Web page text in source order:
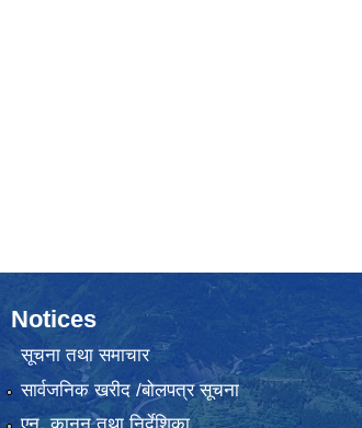
Notices
सूचना तथा समाचार
सार्वजनिक खरीद /बोलपत्र सूचना